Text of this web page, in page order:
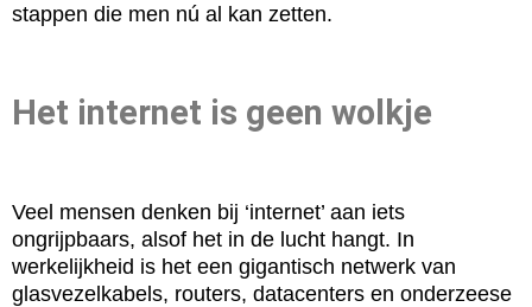
stappen die men nú al kan zetten.
Het internet is geen wolkje
Veel mensen denken bij ‘internet’ aan iets
ongrijpbaars, alsof het in de lucht hangt. In
werkelijkheid is het een gigantisch netwerk van
glasvezelkabels, routers, datacenters en onderzeese